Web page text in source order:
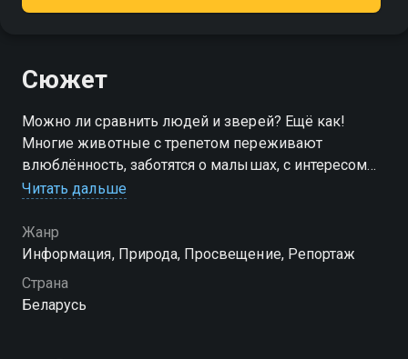
Сюжет
Можно ли сравнить людей и зверей? Ещё как!
Многие животные с трепетом переживают
влюблённость, заботятся о малышах, с интересом
учатся новому, а по мере взросления заводят
Читать дальше
Жанр
Информация, Природа, Просвещение, Репортаж
Страна
Беларусь